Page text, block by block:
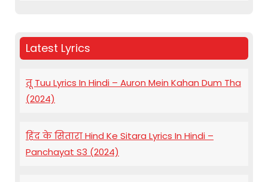
Latest Lyrics
तू Tuu Lyrics In Hindi – Auron Mein Kahan Dum Tha
(2024)
हिंद के सितारा Hind Ke Sitara Lyrics In Hindi –
Panchayat S3 (2024)